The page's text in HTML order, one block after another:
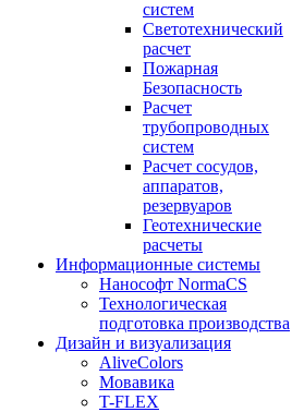
систем
Светотехнический
расчет
Пожарная
Безопасность
Расчет
трубопроводных
систем
Расчет сосудов,
аппаратов,
резервуаров
Геотехнические
расчеты
Информационные системы
Нанософт NormaCS
Технологическая
подготовка производства
Дизайн и визуализация
AliveColors
Мовавика
T-FLEX